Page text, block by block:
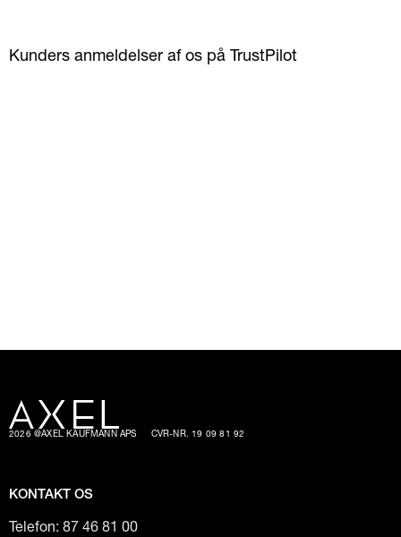
Kunders anmeldelser af os på TrustPilot
2026 @AXEL KAUFMANN APS CVR-NR. 19 09 81 92
KONTAKT OS
Telefon: 87 46 81 00